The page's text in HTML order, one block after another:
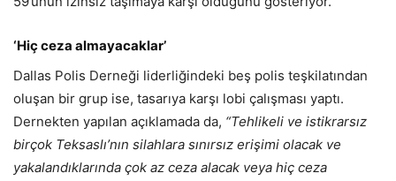
‘Hiç ceza almayacaklar’
Dallas Polis Derneği liderliğindeki beş polis teşkilatından
oluşan bir grup ise, tasarıya karşı lobi çalışması yaptı.
Dernekten yapılan açıklamada da, “Tehlikeli ve istikrarsız
birçok Teksaslı’nın silahlara sınırsız erişimi olacak ve
yakalandıklarında çok az ceza alacak veya hiç ceza